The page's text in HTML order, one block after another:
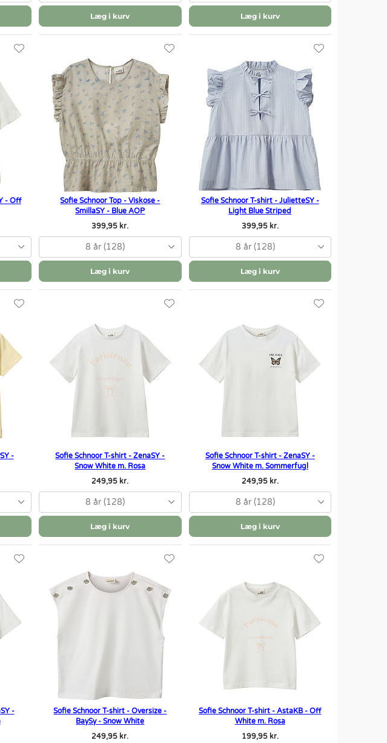
Læg i kurv Læg i kurv
- Off
Sofie Schnoor Top - Viskose -
SmillaSY - Blue AOP
399,95 kr.
8 år (128)
Læg i kurv
Sofie Schnoor T-shirt - JulietteSY -
Light Blue Striped
399,95 kr.
8 år (128)
Læg i kurv
-
Sofie Schnoor T-shirt - ZenaSY -
Snow White m. Rosa
249,95 kr.
8 år (128)
Læg i kurv
Sofie Schnoor T-shirt - ZenaSY -
Snow White m. Sommerfugl
249,95 kr.
8 år (128)
Læg i kurv
-
Sofie Schnoor T-shirt - Oversize -
BaySy - Snow White
249,95 kr.
Sofie Schnoor T-shirt - AstaKB - Off
White m. Rosa
199,95 kr.